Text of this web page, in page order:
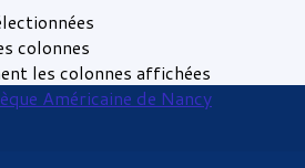
colonnes
les colonnes affichées